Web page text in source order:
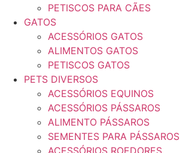
PETISCOS PARA CÃES
GATOS
ACESSÓRIOS GATOS
ALIMENTOS GATOS
PETISCOS GATOS
PETS DIVERSOS
ACESSÓRIOS EQUINOS
ACESSÓRIOS PÁSSAROS
ALIMENTO PÁSSAROS
SEMENTES PARA PÁSSAROS
ACESSÓRIOS ROEDORES